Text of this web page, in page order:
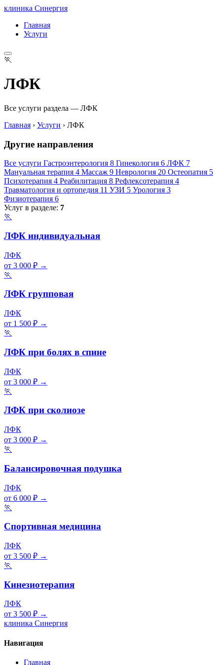
клиника Синергия
Главная
Услуги
🏃
ЛФК
Все услуги раздела — ЛФК
Главная › Услуги › ЛФК
Другие направления
Все услуги Гастроэнтерология 8 Гинекология 6 ЛФК 7
Мануальная терапия 4 Массаж 9 Неврология 20 Остеопатия 5
Психотерапия 4 Реабилитация 8 Рефлексотерапия 4
Травматология и ортопедия 11 УЗИ 5 Урология 3
Физиотерапия 6
Услуг в разделе: 7
🏃
ЛФК индивидуальная
ЛФК
от 3 000 ₽ →
🏃
ЛФК групповая
ЛФК
от 1 500 ₽ →
🏃
ЛФК при болях в спине
ЛФК
от 3 000 ₽ →
🏃
ЛФК при сколиозе
ЛФК
от 3 000 ₽ →
🏃
Балансировочная подушка
ЛФК
от 6 000 ₽ →
🏃
Спортивная медицина
ЛФК
от 3 500 ₽ →
🏃
Кинезиотерапия
ЛФК
от 3 500 ₽ →
клиника Синергия
Навигация
Главная